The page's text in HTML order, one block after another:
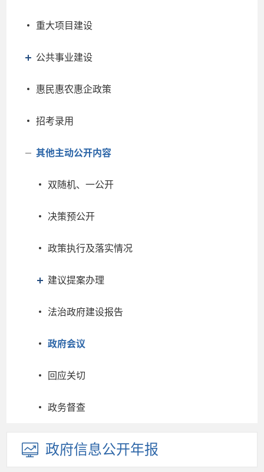
重大项目建设
公共事业建设
惠民惠农惠企政策
招考录用
其他主动公开内容
双随机、一公开
决策预公开
政策执行及落实情况
建议提案办理
法治政府建设报告
政府会议
回应关切
政务督查
政府信息公开年报